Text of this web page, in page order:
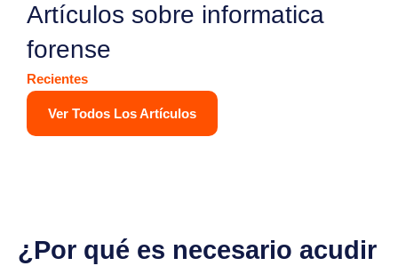
Artículos sobre informatica
forense
Recientes
Ver Todos Los Artículos
¿Por qué es necesario acudir